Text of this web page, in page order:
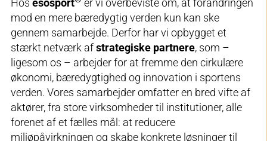
mod en mere bæredygtig verden kun kan ske
gennem samarbejde. Derfor har vi opbygget et
stærkt netværk afstrategiske partnere, som –
ligesom os – arbejder for at fremme den cirkulære
økonomi, bæredygtighed og innovation i sportens
verden. Vores samarbejder omfatter en bred vifte af
aktører, fra store virksomheder til institutioner, alle
forenet af et fælles mål: at reducere
miljøpåvirkningen og skabe konkrete løsninger til